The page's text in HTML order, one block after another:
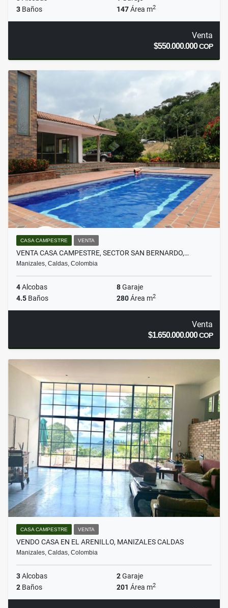
3 Baños 147Área m2
Venta
$550.000.000COP
CASA CAMPESTRE VENTA
VENTA CASA CAMPESTRE, SECTOR SAN BERNARDO,…
Manizales, Caldas, Colombia
4Alcobas 8Garaje
4.5 Baños 280Área m2
Venta
$1.650.000.000COP
CASA CAMPESTRE VENTA
VENDO CASA EN EL ARENILLO, MANIZALES CALDAS
Manizales, Caldas, Colombia
3Alcobas 2Garaje
2 Baños 201 Área m2